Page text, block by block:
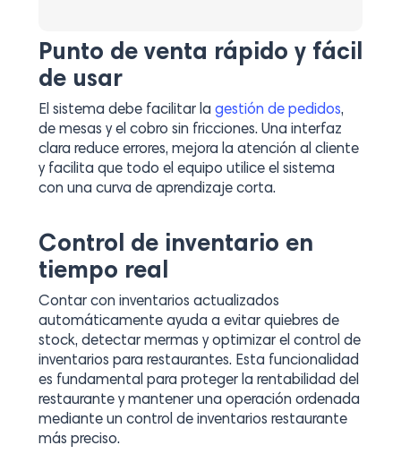
Punto de venta rápido y fácil
de usar
El sistema debe facilitar la gestión de pedidos,
de mesas y el cobro sin fricciones. Una interfaz
clara reduce errores, mejora la atención al cliente
y facilita que todo el equipo utilice el sistema
con una curva de aprendizaje corta.
Control de inventario en
tiempo real
Contar con inventarios actualizados
automáticamente ayuda a evitar quiebres de
stock, detectar mermas y optimizar el control de
inventarios para restaurantes. Esta funcionalidad
es fundamental para proteger la rentabilidad del
restaurante y mantener una operación ordenada
mediante un control de inventarios restaurante
más preciso.